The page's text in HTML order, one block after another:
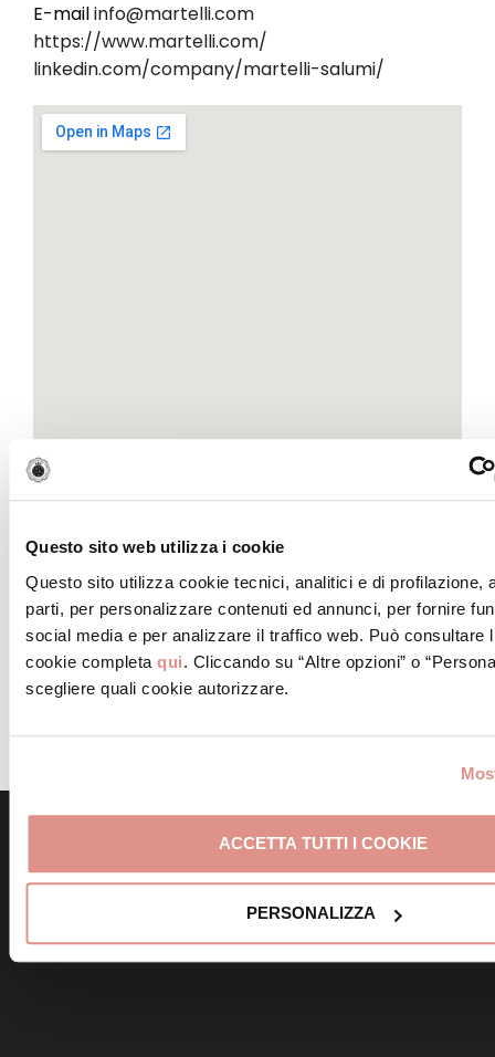
Questo sito web utilizza i cookie
Questo sito utilizza cookie tecnici, analitici e di profilazione,
parti, per personalizzare contenuti ed annunci, per fornire
social media e per analizzare il traffico web. Può consultare
cookie completa qui. Cliccando su “Altre opzioni” o
scegliere quali cookie autorizzare.
ACCETTA TUTTI I COOKIE
PERSONALIZZA
E-mailinfo@martelli.com
https://www.martelli.com/
linkedin.com/company/martelli-salumi/
Titolo
Paragrafo